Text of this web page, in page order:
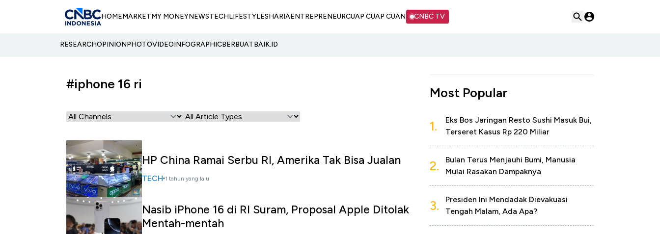
HOMEMARKETMY MONEYNEWSTECHLIFESTYLESHARIAENTREPRENEURCUAP CUAP CUAN CNBC TV
RESEARCHOPINIONPHOTOVIDEOINFOGRAPHICBERBUATBAIK.ID
#iphone 16 ri
HP China Ramai Serbu RI, Amerika Tak Bisa Jualan
TECH 1 tahun yang lalu
Nasib iPhone 16 di RI Suram, Proposal Apple Ditolak
Mentah-mentah
Most Popular
1.
Eks Bos Jaringan Resto Sushi Masuk Bui,
Terseret Kasus Rp 220 Miliar
2.
Bulan Terus Menjauhi Bumi, Manusia
Mulai Rasakan Dampaknya
3.
Presiden Ini Mendadak Dievakuasi
Tengah Malam, Ada Apa?